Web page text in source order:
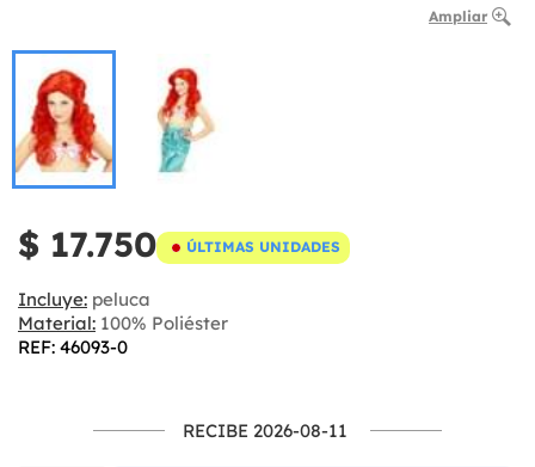
Ampliar
$ 17.750 ÚLTIMAS UNIDADES
Incluye: peluca
Material: 100% Poliéster
REF: 46093-0
RECIBE 2026-08-11